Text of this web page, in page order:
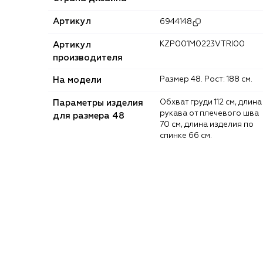
Артикул 6944148
Артикул
производителя
KZP001M0223VTRI00
На модели Размер 48. Рост: 188 см.
Параметры изделия
для размера 48
Обхват груди 112 см, длина
рукава от плечевого шва
70 см, длина изделия по
спинке 66 см.